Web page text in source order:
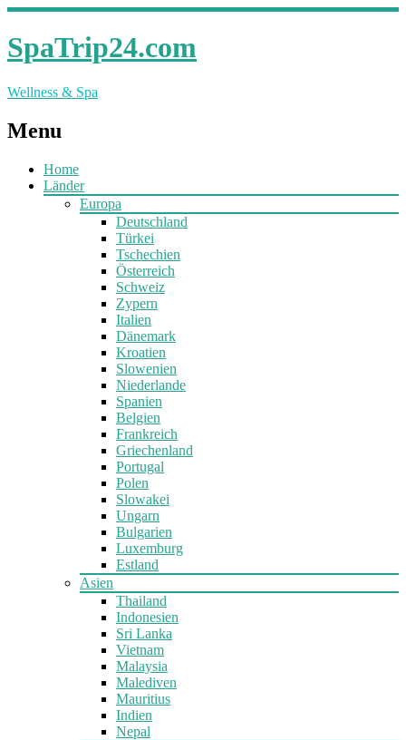
SpaTrip24.com
Wellness & Spa
Menu
Home
Länder
Europa
Deutschland
Türkei
Tschechien
Österreich
Schweiz
Zypern
Italien
Dänemark
Kroatien
Slowenien
Niederlande
Spanien
Belgien
Frankreich
Griechenland
Portugal
Polen
Slowakei
Ungarn
Bulgarien
Luxemburg
Estland
Asien
Thailand
Indonesien
Sri Lanka
Vietnam
Malaysia
Malediven
Mauritius
Indien
Nepal